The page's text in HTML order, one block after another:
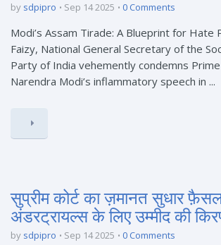
by sdpipro Sep 14 2025 0 Comments
Modi’s Assam Tirade: A Blueprint for Hate
Faizy, National General Secretary of the
Party of India vehemently condemns
Narendra Modi’s inflammatory speech in ...
सुप्रीम कोर्ट का ज़मानत सुधार
अंडरट्रायल्स के लिए उम्मीद की
by sdpipro Sep 14 2025 0 Comments